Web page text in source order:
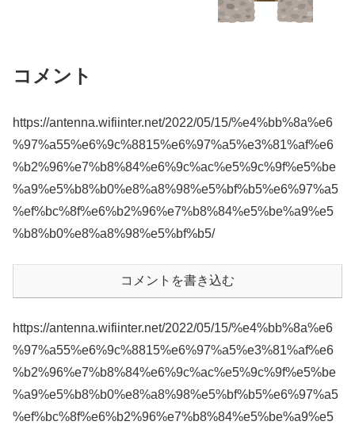
コメント
https://antenna.wifiinter.net/2022/05/15/%e4%bb%8a%e6
%97%a55%e6%9c%8815%e6%97%a5%e3%81%af%e6
%b2%96%e7%b8%84%e6%9c%ac%e5%9c%9f%e5%be
%a9%e5%b8%b0%e8%a8%98%e5%bf%b5%e6%97%a5
%ef%bc%8f%e6%b2%96%e7%b8%84%e5%be%a9%e5
%b8%b0%e8%a8%98%e5%bf%b5/
コメントを書き込む
https://antenna.wifiinter.net/2022/05/15/%e4%bb%8a%e6
%97%a55%e6%9c%8815%e6%97%a5%e3%81%af%e6
%b2%96%e7%b8%84%e6%9c%ac%e5%9c%9f%e5%be
%a9%e5%b8%b0%e8%a8%98%e5%bf%b5%e6%97%a5
%ef%bc%8f%e6%b2%96%e7%b8%84%e5%be%a9%e5